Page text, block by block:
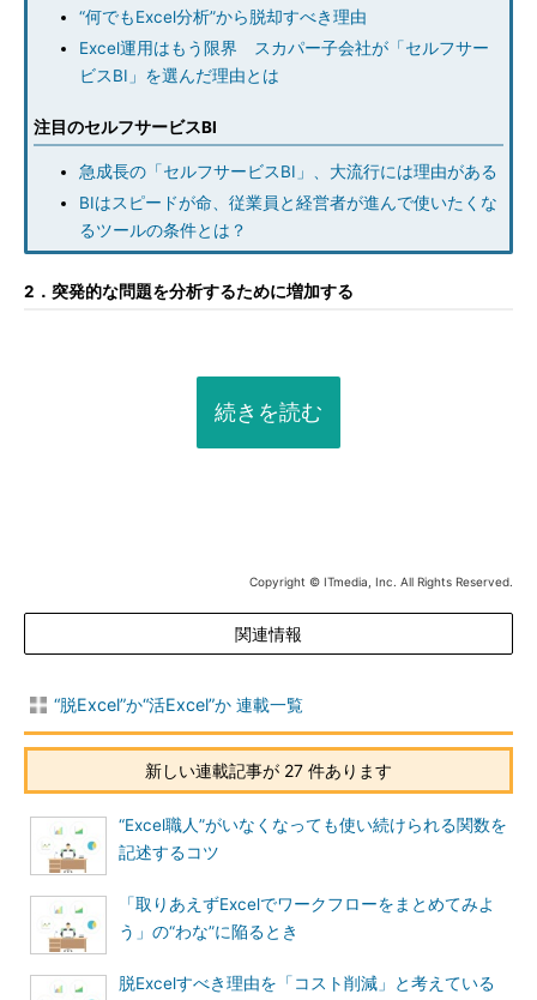
“何でもExcel分析”から脱却すべき理由
Excel運用はもう限界 スカパー子会社が「セルフサー
ビスBI」を選んだ理由とは
注目のセルフサービスBI
急成長の「セルフサービスBI」、大流行には理由がある
BIはスピードが命、従業員と経営者が進んで使いたくな
るツールの条件とは？
2．突発的な問題を分析するために増加する
続きを読む
Copyright © ITmedia, Inc. All Rights Reserved.
関連情報
“脱Excel”か“活Excel”か 連載一覧
新しい連載記事が 27 件あります
“Excel職人”がいなくなっても使い続けられる関数を
記述するコツ
「取りあえずExcelでワークフローをまとめてみよ
う」の“わな”に陥るとき
脱Excelすべき理由を「コスト削減」と考えている